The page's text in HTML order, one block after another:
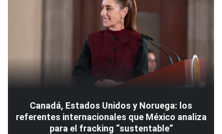
Canadá, Estados Unidos y Noruega: los
referentes internacionales que México analiza
para el fracking “sustentable”